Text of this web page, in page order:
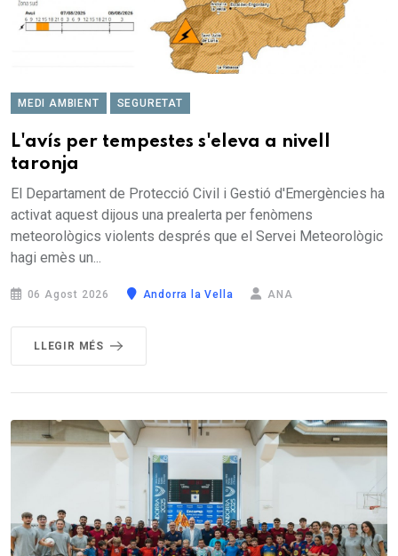
MEDI AMBIENT SEGURETAT
L'avís per tempestes s'eleva a nivell
taronja
El Departament de Protecció Civil i Gestió d'Emergències ha
activat aquest dijous una prealerta per fenòmens
meteorològics violents després que el Servei Meteorològic
hagi emès un...
06 Agost 2026 Andorra la Vella ANA
LLEGIR MÉS